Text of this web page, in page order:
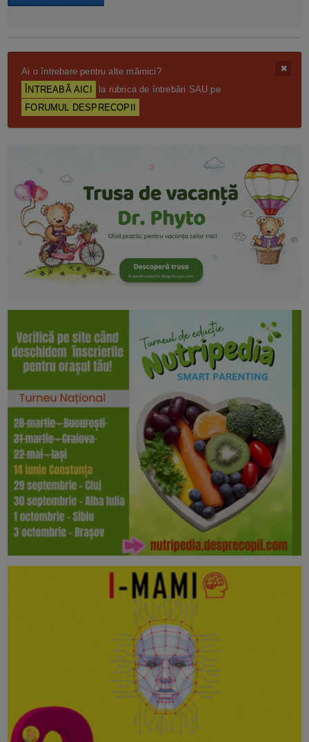
Ai o întrebare pentru alte mămici?
ÎNTREABĂ AICI
la rubrica de întrebări SAU pe
FORUMUL DESPRECOPII